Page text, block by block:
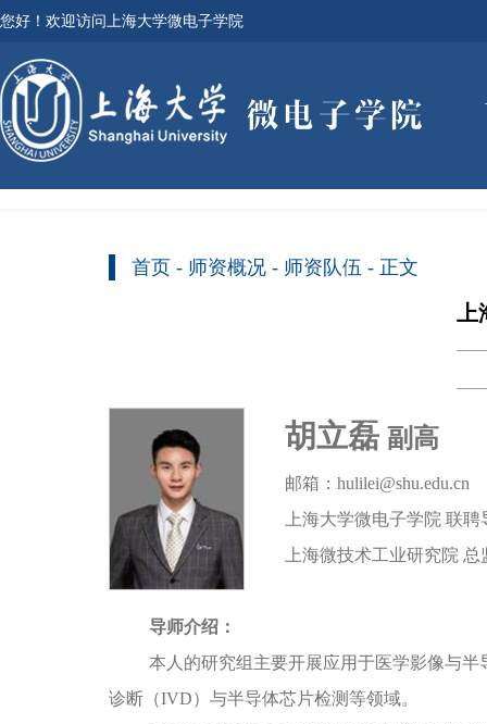
您好！欢迎访问上海大学微电子学院
首页 - 师资概况 - 师资队伍 - 正文
上
胡立磊副高
邮箱：hulilei@shu.edu.cn
上海大学微电子学院 联聘
上海微技术工业研究院 总
导师介绍：
本人的研究组主要开展应用于医学影像与
诊断（IVD）与半导体芯片检测等领域。